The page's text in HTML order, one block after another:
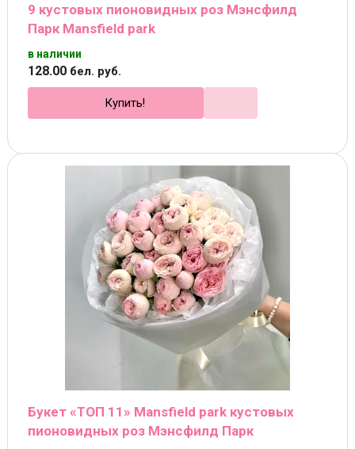
9 кустовых пионовидных роз Мэнсфилд
Парк Mansfield park
в наличии
128.00 бел. руб.
Купить!
Букет «ТОП 11» Mansfield park кустовых
пионовидных роз Мэнсфилд Парк